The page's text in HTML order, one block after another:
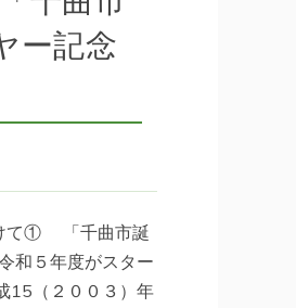
ー記念
て① 「千曲市誕
和５年度がスター
15（２００３）年